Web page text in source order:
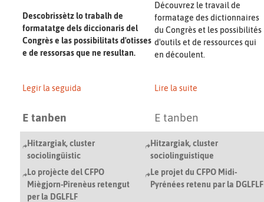
Descobrissètz lo trabalh de
formatatge dels diccionaris del
Congrès e las possibilitats d'otisses
e de ressorsas que ne resultan.
Découvrez le travail de
formatage des dictionnaires
du Congrès et les possibilités
d'outils et de ressources qui
en découlent.
Legir la seguida Lire la suite
E tanben E tanben
Hitzargiak, cluster
sociolingüistic
Hitzargiak, cluster
sociolinguistique
Lo projècte del CFPO
Miègjorn-Pirenèus retengut
per la DGLFLF
Le projet du CFPO Midi-
Pyrénées retenu par la DGLFLF